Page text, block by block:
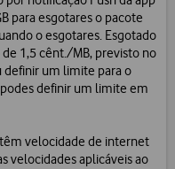
para esgotares o pacote
o esgotares. Esgotado
1,5 cênt./MB, previsto no
definir um limite para o
definir um limite em
velocidade de internet
velocidades aplicáveis ao